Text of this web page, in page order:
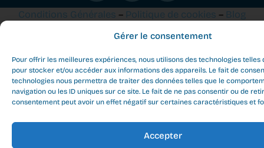
Gérer le consentement
Pour offrir les meilleures expériences, nous utilisons des technologies telles
pour stocker et/ou accéder aux informations des appareils. Le fait de
technologies nous permettra de traiter des données telles que le
navigation ou les ID uniques sur ce site. Le fait de ne pas consentir ou de
consentement peut avoir un effet négatif sur certaines caractéristiques et
Accepter
Conditions Générales – Politique de cookies – Blog
Movement Tribe Geneva - All rights reserved ©